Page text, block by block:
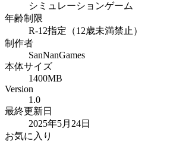
シミュレーションゲーム
年齢制限
R-12指定（12歳未満禁止）
制作者
SanNanGames
本体サイズ
1400MB
Version
1.0
最終更新日
2025年5月24日
お気に入り